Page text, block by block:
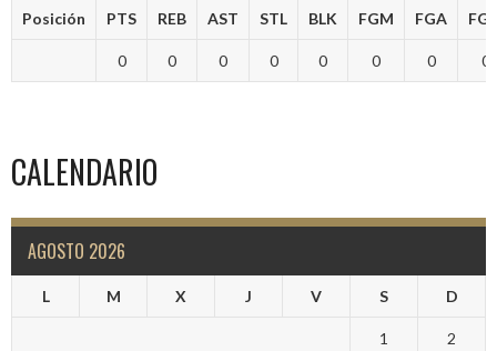
Posición PTS REB AST STL BLK FGM FGA
0 0 0 0 0 0 0 0
CALENDARIO
AGOSTO 2026
L M X J V S D
1 2